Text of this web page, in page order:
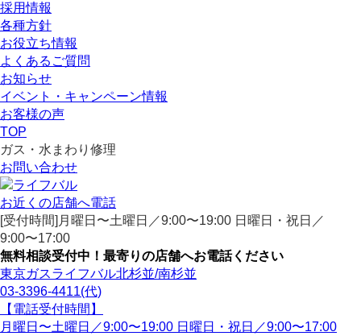
採用情報
各種方針
お役立ち情報
よくあるご質問
お知らせ
イベント・キャンペーン情報
お客様の声
TOP
ガス・水まわり修理
お問い合わせ
お近くの店舗へ電話
[受付時間]月曜日〜土曜日／9:00〜19:00 日曜日・祝日／
9:00〜17:00
無料相談受付中！最寄りの店舗へお電話ください
東京ガスライフバル北杉並/南杉並
03-3396-4411(代)
【電話受付時間】
月曜日〜土曜日／9:00〜19:00 日曜日・祝日／9:00〜17:00